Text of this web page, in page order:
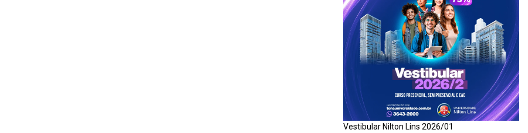
Vestibular Nilton Lins 2026/01